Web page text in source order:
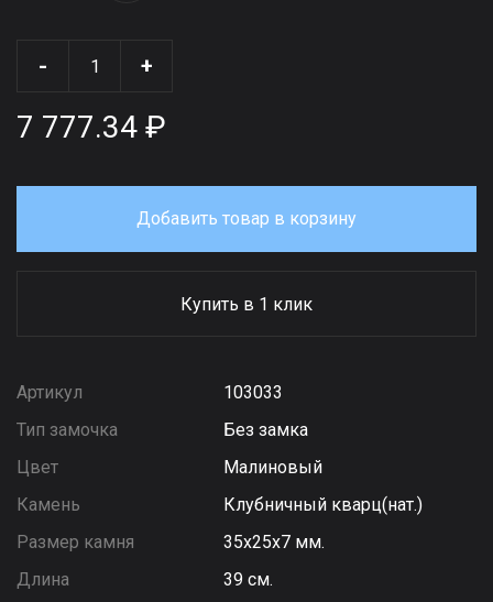
- +
7 777.34 ₽
Добавить товар в корзину
Купить в 1 клик
Артикул
103033
Тип замочка
Без замка
Цвет
Малиновый
Камень
Клубничный кварц(нат.)
Размер камня
35х25х7 мм.
Длина
39 см.